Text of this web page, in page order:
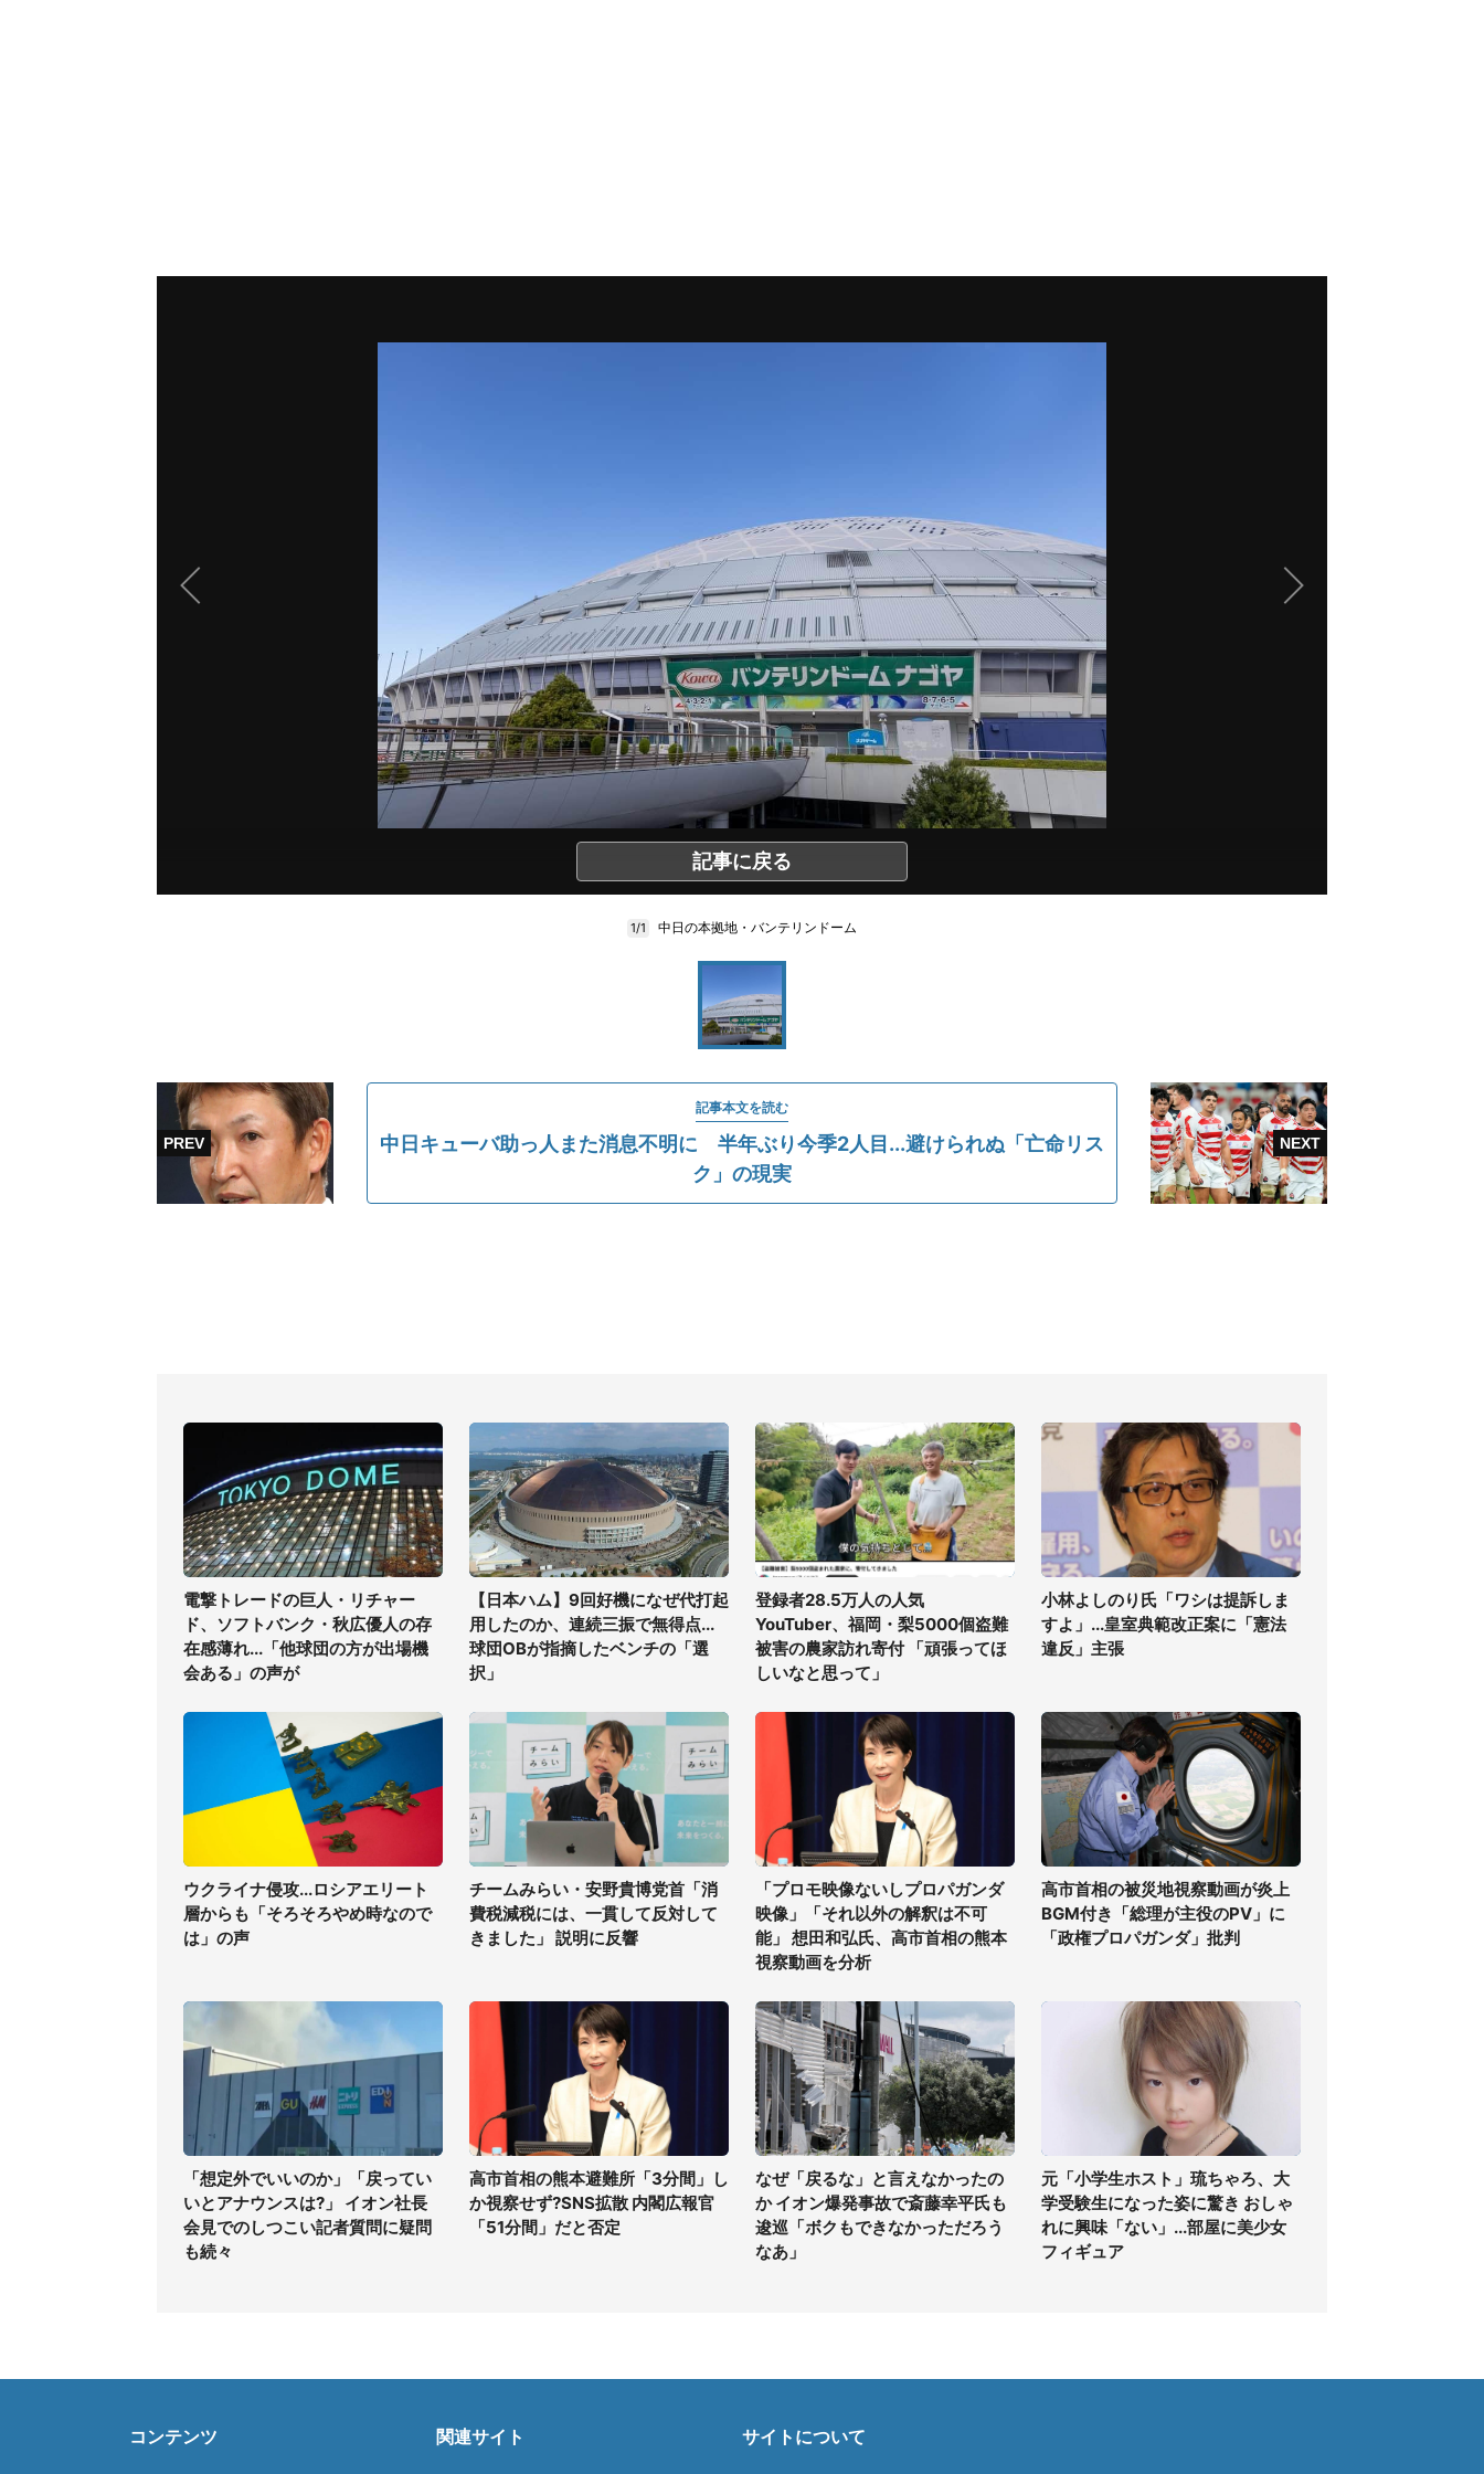
記事に戻る
1/1 中日の本拠地・バンテリンドーム
記事本文を読む
中日キューバ助っ人また消息不明に 半年ぶり今季2人目...避けられぬ「亡命リス
ク」の現実
電撃トレードの巨人・リチャー
ド、ソフトバンク・秋広優人の存
在感薄れ...「他球団の方が出場機
会ある」の声が
【日本ハム】9回好機になぜ代打起
用したのか、連続三振で無得点...
球団OBが指摘したベンチの「選
択」
登録者28.5万人の人気
YouTuber、福岡・梨5000個盗難
被害の農家訪れ寄付 「頑張ってほ
しいなと思って」
小林よしのり氏「ワシは提訴しま
すよ」...皇室典範改正案に「憲法
違反」主張
ウクライナ侵攻...ロシアエリート
層からも「そろそろやめ時なので
は」の声
チームみらい・安野貴博党首「消
費税減税には、一貫して反対して
きました」 説明に反響
「プロモ映像ないしプロパガンダ
映像」「それ以外の解釈は不可
能」 想田和弘氏、高市首相の熊本
視察動画を分析
高市首相の被災地視察動画が炎上
BGM付き「総理が主役のPV」に
「政権プロパガンダ」批判
「想定外でいいのか」「戻ってい
いとアナウンスは?」 イオン社長
会見でのしつこい記者質問に疑問
も続々
高市首相の熊本避難所「3分間」し
か視察せず?SNS拡散 内閣広報官
「51分間」だと否定
なぜ「戻るな」と言えなかったの
か イオン爆発事故で斎藤幸平氏も
逡巡「ボクもできなかっただろう
なあ」
元「小学生ホスト」琉ちゃろ、大
学受験生になった姿に驚き おしゃ
れに興味「ない」...部屋に美少女
フィギュア
コンテンツ 関連サイト サイトについて